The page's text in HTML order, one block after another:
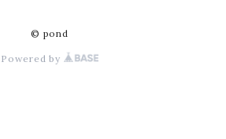
© pond
Powered by